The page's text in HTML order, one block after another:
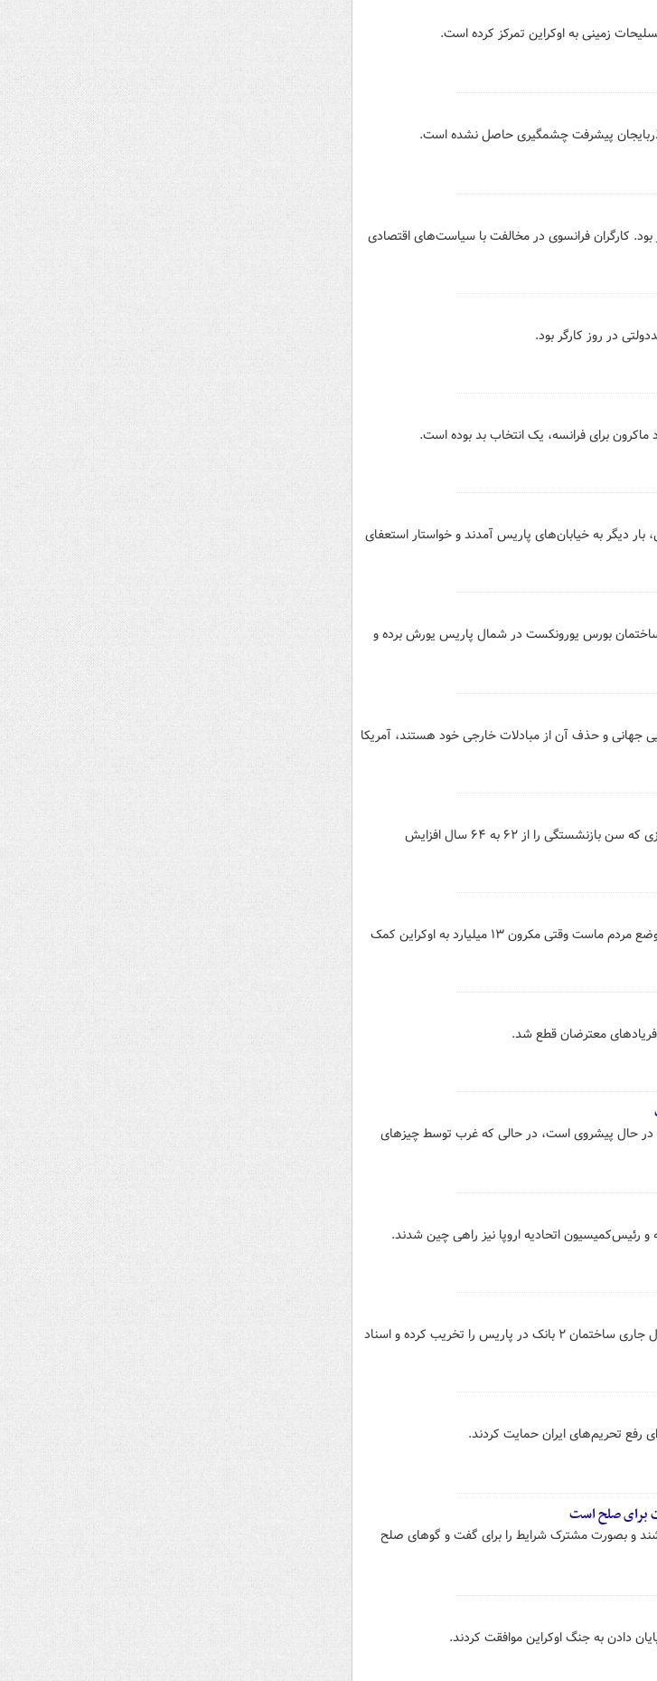
زمینی به اوکراین تمرکز کرده است.
آذربایجان پیشرفت چشمگیری حاصل نشده است.
تظاهرات ۴۰ سال اخیر این کشور بود. کارگران فرانسوی در مخالفت با سیاست‌های اقتصادی
برای فرانسه، یک انتخاب بد بوده است.
دیگر به خیابان‌های پاریس آمدند و خواستار استعفای
ساختمان بورس یورونکست در شمال پاریس یورش برده و
جهانی و حذف آن از مبادلات خارجی خود هستند، آمریکا
امانوئل مکرون رئیس جمهوری فرانسه اصلاحات قانون جنجال برانگیزی که سن بازنشستگی را از ۶۲ به ۶۴ سال افزایش
یک فرانسوی با انتشار این ویدئو در فضای مجازی نوشته است: این وضع مردم ماست وقتی مکرون ۱۳ میلیارد به اوکراین کمک
فریادهای معترضان قطع شد.
در حال پیشروی است، در حالی که غرب توسط چیزهای
رئیس‌کمیسیون اتحادیه اروپا نیز راهی چین شدند.
آتشفشان خشم معترضان فرانسوی در یازدهمین روز اعتراضات سال جاری ساختمان ۲ بانک در پاریس را تخریب کرده و اسناد
رفع تحریم‌های ایران حمایت کردند.
برای صلح است
و بصورت مشترک شرایط را برای گفت و گوهای صلح
دادن به جنگ اوکراین موافقت کردند.